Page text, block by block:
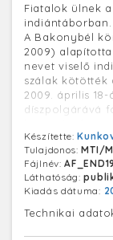
Fiatalok ülnek
indiántáborban.
A Bakonybél
2009) alapította
nevet viselő
szálak kötötték
2009. április
díszpolgárává
Készítette:
Tulajdonos:MTI/
Fájlnév:
Láthatóság:
Kiadás dátuma:
Technikai